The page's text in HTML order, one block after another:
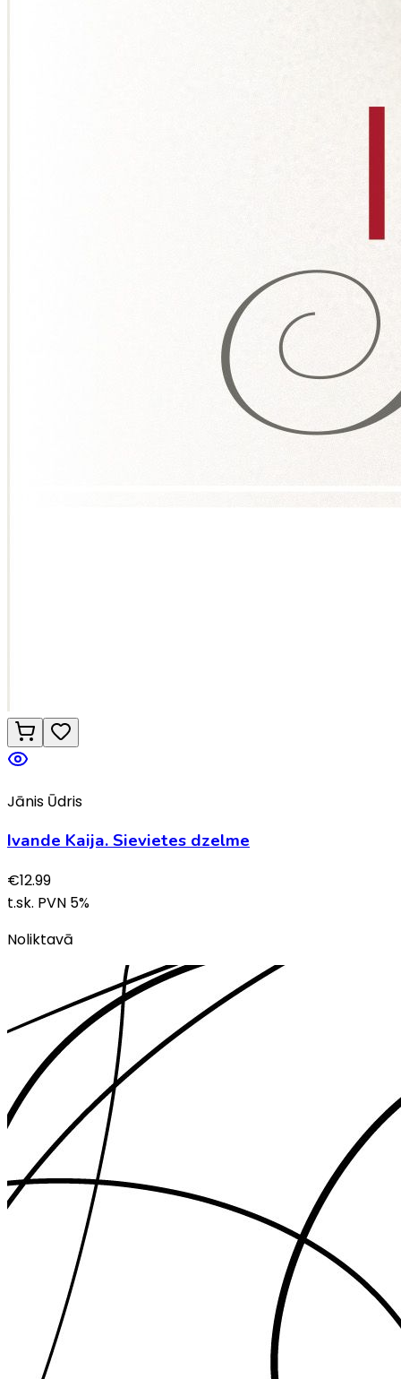
Jānis Ūdris
Ivande Kaija. Sievietes dzelme
€12.99
t.sk. PVN 5%
Noliktavā